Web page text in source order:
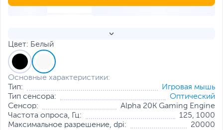
Цвет: Белый
Основные характеристики:
Тип:
Игровая мышь
Тип сенсора:
Оптический
Сенсор:
Alpha 20K Gaming Engine
Частота опроса, Гц:
125, 1000
Максимальное разрешение, dpi:
20000